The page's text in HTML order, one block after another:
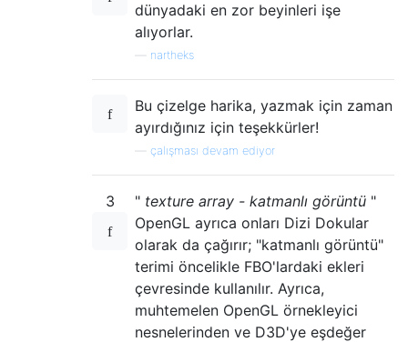
dünyadaki en zor beyinleri işe
alıyorlar.
nartheks
Bu çizelge harika, yazmak için zaman
ayırdığınız için teşekkürler!
çalışması devam ediyor
3 " texture array - katmanlı görüntü "
OpenGL ayrıca onları Dizi Dokular
olarak da çağırır; "katmanlı görüntü"
terimi öncelikle FBO'lardaki ekleri
çevresinde kullanılır. Ayrıca,
muhtemelen OpenGL örnekleyici
nesnelerinden ve D3D'ye eşdeğer